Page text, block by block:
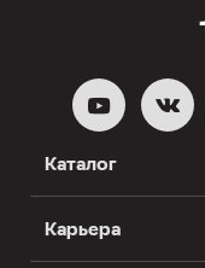
Каталог
Карьера